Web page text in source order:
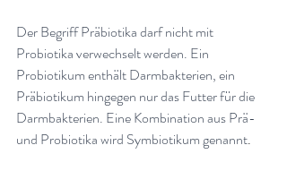
Der Begriff Präbiotika darf nicht mit
Probiotika verwechselt werden. Ein
Probiotikum enthält Darmbakterien, ein
Präbiotikum hingegen nur das Futter für die
Darmbakterien. Eine Kombination aus Prä-
und Probiotika wird Symbiotikum genannt.